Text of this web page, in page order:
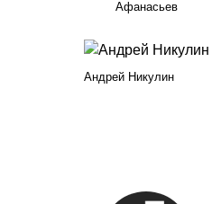
Афанасьев
Андрей Никулин